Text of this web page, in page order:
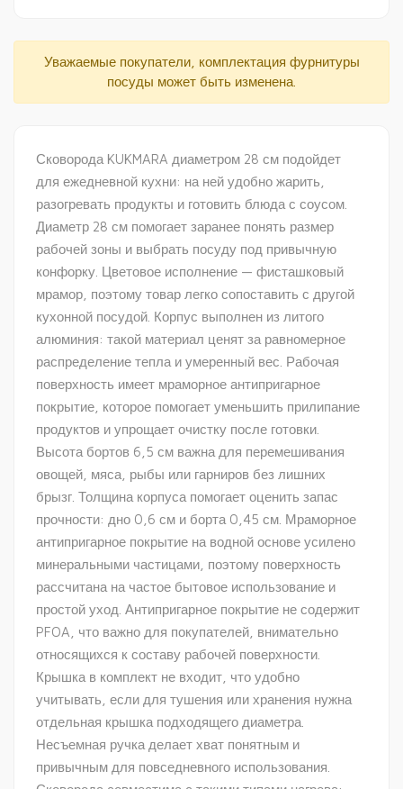
Уважаемые покупатели, комплектация фурнитуры
посуды может быть изменена.
Сковорода KUKMARA диаметром 28 см подойдет
для ежедневной кухни: на ней удобно жарить,
разогревать продукты и готовить блюда с соусом.
Диаметр 28 см помогает заранее понять размер
рабочей зоны и выбрать посуду под привычную
конфорку. Цветовое исполнение — фисташковый
мрамор, поэтому товар легко сопоставить с другой
кухонной посудой. Корпус выполнен из литого
алюминия: такой материал ценят за равномерное
распределение тепла и умеренный вес. Рабочая
поверхность имеет мраморное антипригарное
покрытие, которое помогает уменьшить прилипание
продуктов и упрощает очистку после готовки.
Высота бортов 6,5 см важна для перемешивания
овощей, мяса, рыбы или гарниров без лишних
брызг. Толщина корпуса помогает оценить запас
прочности: дно 0,6 см и борта 0,45 см. Мраморное
антипригарное покрытие на водной основе усилено
минеральными частицами, поэтому поверхность
рассчитана на частое бытовое использование и
простой уход. Антипригарное покрытие не содержит
PFOA, что важно для покупателей, внимательно
относящихся к составу рабочей поверхности.
Крышка в комплект не входит, что удобно
учитывать, если для тушения или хранения нужна
отдельная крышка подходящего диаметра.
Несъемная ручка делает хват понятным и
привычным для повседневного использования.